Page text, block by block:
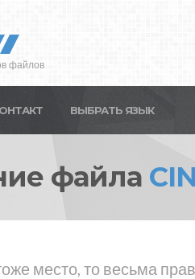
файлов
ВЫБРАТЬ ЯЗЫК
файла
место, то весьма